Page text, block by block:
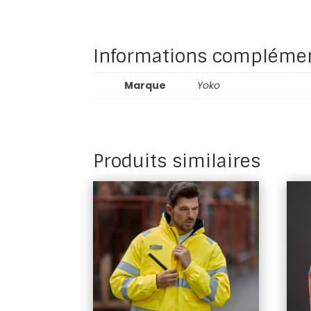
Informations
Marque Yoko
Produits similaires